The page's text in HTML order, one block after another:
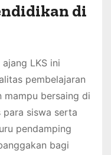
di
LKS ini
pembelajaran
mampu bersaing di
siswa serta
pendamping
bagi